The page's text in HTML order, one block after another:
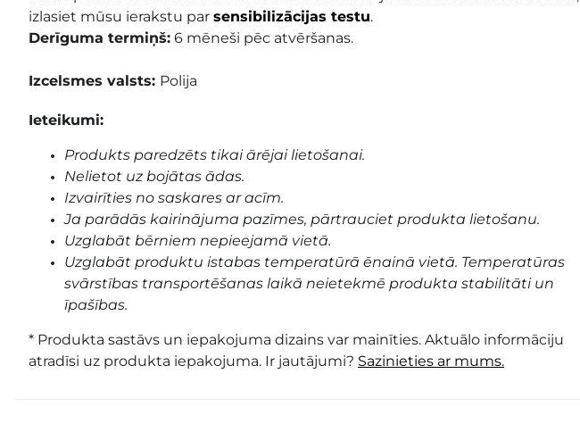
izlasiet mūsu ierakstu par sensibilizācijas testu.
Derīguma termiņš: 6 mēneši pēc atvēršanas.
Izcelsmes valsts: Polija
Ieteikumi:
Produkts paredzēts tikai ārējai lietošanai.
Nelietot uz bojātas ādas.
Izvairīties no saskares ar acīm.
Ja parādās kairinājuma pazīmes, pārtrauciet produkta lietošanu.
Uzglabāt bērniem nepieejamā vietā.
Uzglabāt produktu istabas temperatūrā ēnainā vietā. Temperatūras
svārstības transportēšanas laikā neietekmē produkta stabilitāti un
īpašības.
* Produkta sastāvs un iepakojuma dizains var mainīties. Aktuālo informāciju
atradīsi uz produkta iepakojuma. Ir jautājumi? Sazinieties ar mums.